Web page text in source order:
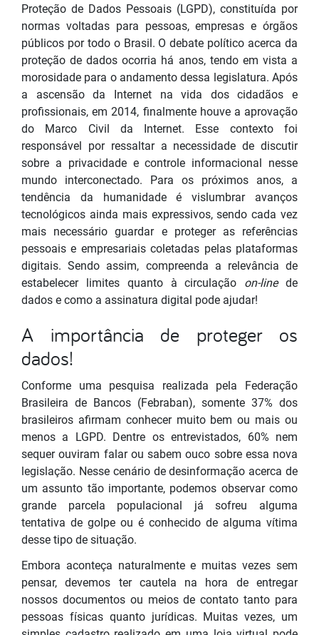
Proteção de Dados Pessoais (LGPD), constituída por
normas voltadas para pessoas, empresas e órgãos
públicos por todo o Brasil. O debate político acerca da
proteção de dados ocorria há anos, tendo em vista a
morosidade para o andamento dessa legislatura. Após
a ascensão da Internet na vida dos cidadãos e
profissionais, em 2014, finalmente houve a aprovação
do Marco Civil da Internet. Esse contexto foi
responsável por ressaltar a necessidade de discutir
sobre a privacidade e controle informacional nesse
mundo interconectado. Para os próximos anos, a
tendência da humanidade é vislumbrar avanços
tecnológicos ainda mais expressivos, sendo cada vez
mais necessário guardar e proteger as referências
pessoais e empresariais coletadas pelas plataformas
digitais. Sendo assim, compreenda a relevância de
estabelecer limites quanto à circulação on-linede
dados e como a assinatura digital pode ajudar!
A importância de proteger os
dados!
Conforme uma pesquisa realizada pela Federação
Brasileira de Bancos (Febraban), somente 37% dos
brasileiros afirmam conhecer muito bem ou mais ou
menos a LGPD. Dentre os entrevistados, 60% nem
sequer ouviram falar ou sabem ouco sobre essa nova
legislação. Nesse cenário de desinformação acerca de
um assunto tão importante, podemos observar como
grande parcela populacional já sofreu alguma
tentativa de golpe ou é conhecido de alguma vítima
desse tipo de situação.
Embora aconteça naturalmente e muitas vezes sem
pensar, devemos ter cautela na hora de entregar
nossos documentos ou meios de contato tanto para
pessoas físicas quanto jurídicas. Muitas vezes, um